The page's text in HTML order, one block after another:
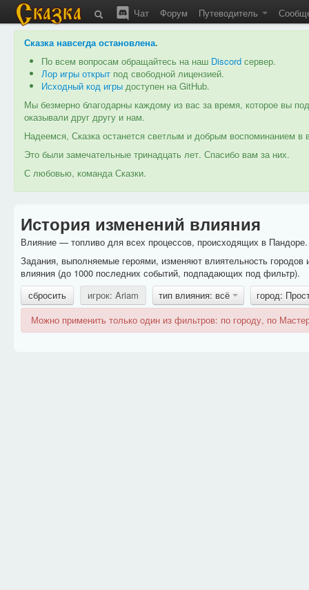
Чат Форум Путеводитель
Сказка навсегда остановлена.
По всем вопросам обращайтесь на наш Discord сервер.
Лор игры открыт под свободной лицензией.
Исходный код игры доступен на GitHub.
Мы безмерно благодарны каждому из вас за время, которое вы
оказывали друг другу и нам.
Надеемся, Сказка останется светлым и добрым воспоминанием
Это были замечательные тринадцать лет. Спасибо вам за них.
С любовью, команда Сказки.
История изменений влияния
Влияние — топливо для всех процессов, происходящих в
Задания, выполняемые героями, изменяют влиятельность
влияния (до 1000 последних событий, подпадающих под фильтр).
сбросить
игрок: Ariam тип влияния: всё
город:
Можно применить только один из фильтров: по городу, по